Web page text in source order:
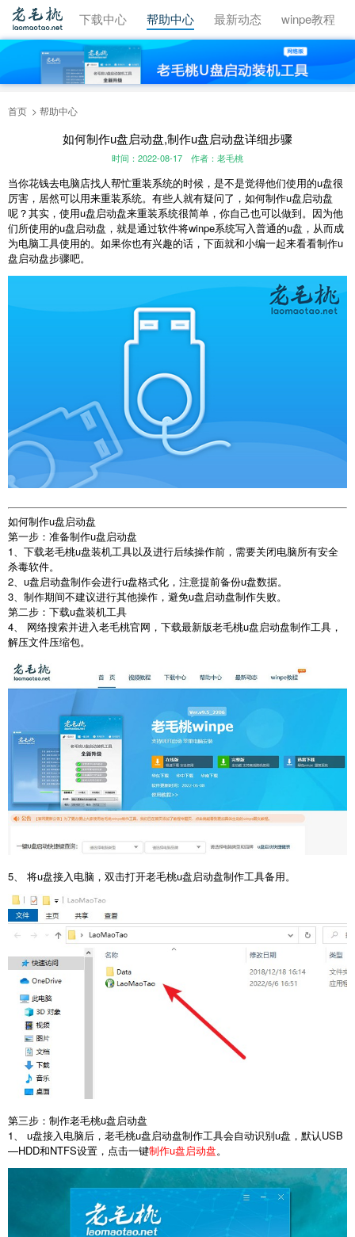
视频教程 下载中心 帮助中心 最新动态 winpe教程
首页 帮助中心
如何制作u盘启动盘,制作u盘启动盘详细步骤
时间：2022-08-17 作者：老毛桃
当你花钱去电脑店找人帮忙重装系统的时候，是不是觉得他们使用的u盘很
厉害，居然可以用来重装系统。有些人就有疑问了， 如何制作u盘启动盘
呢？其实，使用u盘启动盘来重装系统很简单，你自己也可以做到。因为他
们所使用的u盘启动盘，就是通过软件将winpe系统写入普通的u盘，从而成
为电脑工具使用的。如果你也有兴趣的话，下面就和小编一起来看看制作u
盘启动盘步骤吧。
如何制作u盘启动盘
第一步：准备制作u盘启动盘
1、下载老毛桃u盘装机工具以及进行后续操作前，需要关闭电脑所有安全
杀毒软件。
2、u盘启动盘制作会进行u盘格式化，注意提前备份u盘数据。
3、制作期间不建议进行其他操作，避免u盘启动盘制作失败。
第二步：下载u盘装机工具
4、 网络搜索并进入老毛桃官网，下载最新版老毛桃u盘启动盘制作工具，
解压文件压缩包。
5、 将u盘接入电脑，双击打开老毛桃u盘启动盘制作工具备用。
第三步：制作老毛桃u盘启动盘
1、 u盘接入电脑后，老毛桃u盘启动盘制作工具会自动识别u盘，默认USB
—HDD和NTFS设置，点击一键制作u盘启动盘。